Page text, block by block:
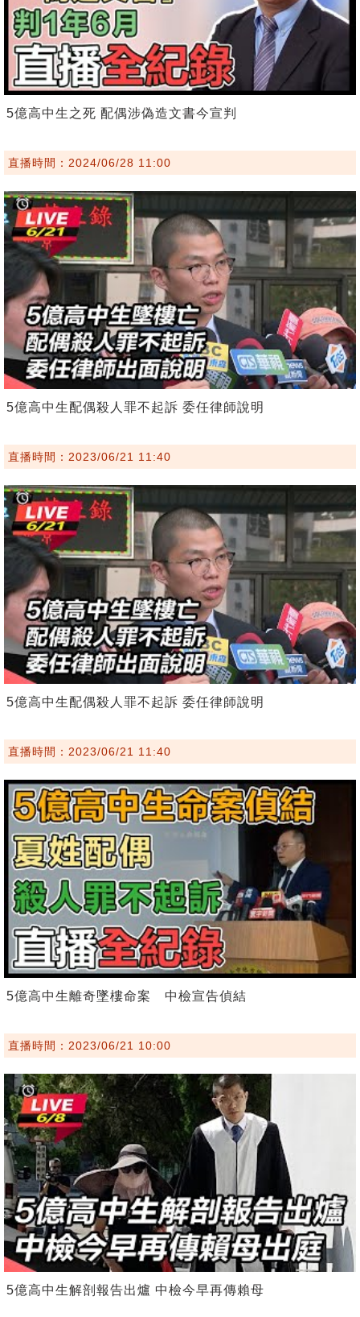
5億高中生之死 配偶涉偽造文書今宣判
直播時間：2024/06/28 11:00
5億高中生配偶殺人罪不起訴 委任律師說明
直播時間：2023/06/21 11:40
5億高中生配偶殺人罪不起訴 委任律師說明
直播時間：2023/06/21 11:40
5億高中生離奇墜樓命案 中檢宣告偵結
直播時間：2023/06/21 10:00
5億高中生解剖報告出爐 中檢今早再傳賴母